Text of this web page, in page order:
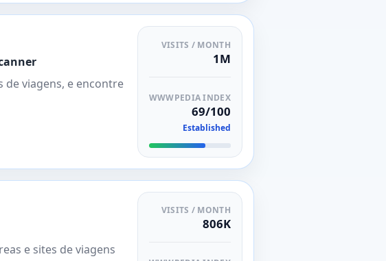
de viagens, e encontre
VISITS / MONTH
1M
WWWPEDIA INDEX
69/100
Established
e sites de viagens
VISITS / MONTH
806K